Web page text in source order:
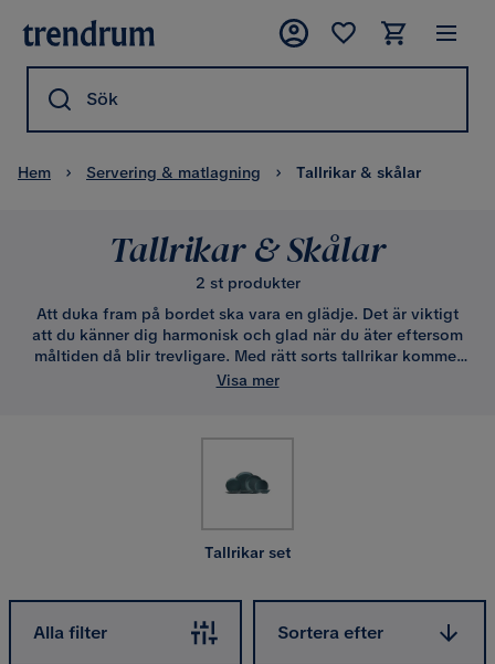
Sök
Hem Servering & matlagning Tallrikar & skålar
Tallrikar & Skålar
2 st produkter
Att duka fram på bordet ska vara en glädje. Det är viktigt
att du känner dig harmonisk och glad när du äter eftersom
måltiden då blir trevligare. Med rätt sorts tallrikar kommer
detta att ordnas lätt. Det är alltid trevligt med fina tallrikar,
Så välj dina nya tallrikar med omsorg och kärlek.
Visa mer
Tallrikar set
Alla filter
Sortera efter